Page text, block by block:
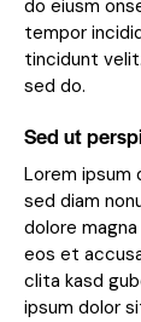
do eiusm
tempor
tincidunt
sed do.
Sed ut
Lorem
sed diam
dolore
eos et
clita kasd
ipsum dolor